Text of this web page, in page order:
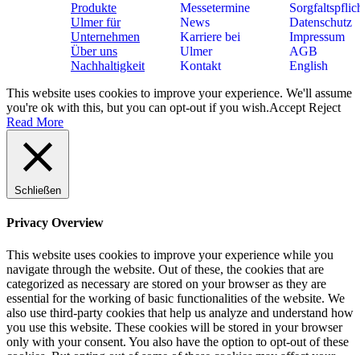
Produkte
Ulmer für
Unternehmen
Über uns
Nachhaltigkeit
Messetermine
News
Karriere bei
Ulmer
Kontakt
Datenschutz
Impressum
AGB
English
This website uses cookies to improve your experience. We'll assume
you're ok with this, but you can opt-out if you wish.Accept Reject
Read More
Schließen
Privacy Overview
This website uses cookies to improve your experience while you
navigate through the website. Out of these, the cookies that are
categorized as necessary are stored on your browser as they are
essential for the working of basic functionalities of the website. We
also use third-party cookies that help us analyze and understand how
you use this website. These cookies will be stored in your browser
only with your consent. You also have the option to opt-out of these